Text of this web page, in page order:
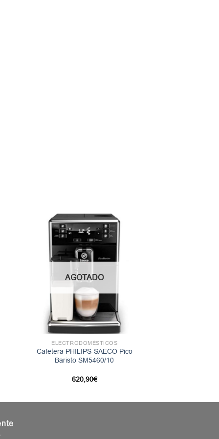
AGOTADO
ELECTRODOMÉSTICOS
Cafetera PHILIPS-SAECO Pico
Baristo SM5460/10
620,90€